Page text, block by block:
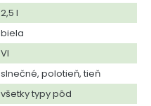
2,5 l
biela
VI
slnečné, polotieň, tieň
všetky typy pôd